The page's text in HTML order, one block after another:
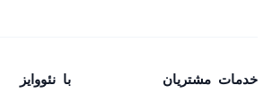
Genio 2خدمات مشتریان با نئووایز